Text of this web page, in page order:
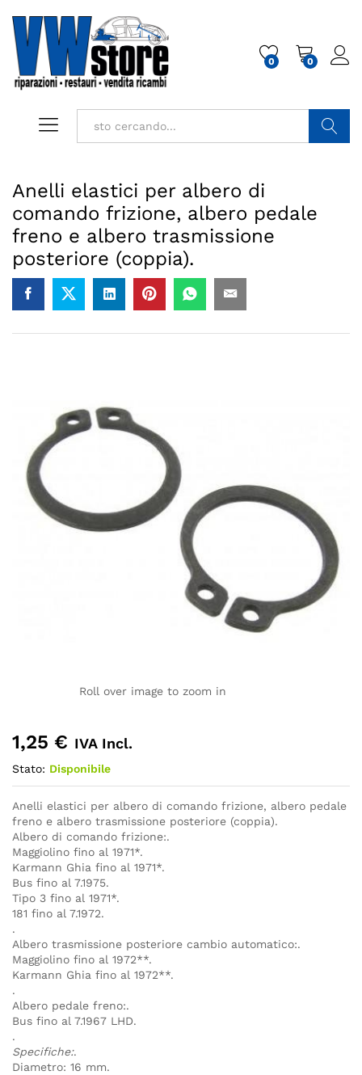
0 0
Anelli elastici per albero di
comando frizione, albero pedale
freno e albero trasmissione
posteriore (coppia).
Roll over image to zoom in
1,25 € IVA Incl.
Stato: Disponibile
Anelli elastici per albero di comando frizione, albero pedale
freno e albero trasmissione posteriore (coppia).
Albero di comando frizione:.
Maggiolino fino al 1971*.
Karmann Ghia fino al 1971*.
Bus fino al 7.1975.
Tipo 3 fino al 1971*.
181 fino al 7.1972.
.
Albero trasmissione posteriore cambio automatico:.
Maggiolino fino al 1972**.
Karmann Ghia fino al 1972**.
.
Albero pedale freno:.
Bus fino al 7.1967 LHD.
.
Specifiche:.
Diametro: 16 mm.